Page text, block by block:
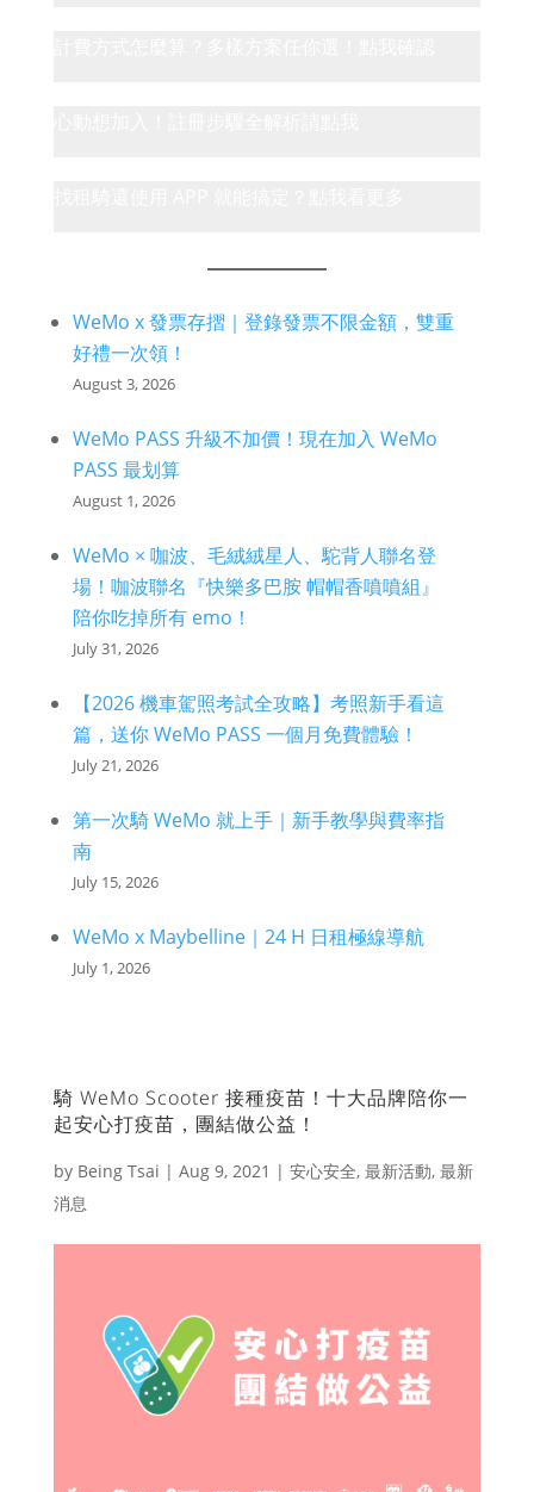
WeMo x 發票存摺｜登錄發票不限金額，雙重
好禮一次領！
August 3, 2026
WeMo PASS 升級不加價！現在加入 WeMo
PASS 最划算
August 1, 2026
WeMo × 咖波、毛絨絨星人、駝背人聯名登
場！咖波聯名『快樂多巴胺 帽帽香噴噴組』
陪你吃掉所有 emo！
July 31, 2026
【2026 機車駕照考試全攻略】考照新手看這
篇，送你 WeMo PASS 一個月免費體驗！
July 21, 2026
第一次騎 WeMo 就上手｜新手教學與費率指
南
July 15, 2026
WeMo x Maybelline｜24 H 日租極線導航
July 1, 2026
騎 WeMo Scooter 接種疫苗！十大品牌陪你一
起安心打疫苗，團結做公益！
by Being Tsai | Aug 9, 2021 | 安心安全, 最新活動, 最新
消息